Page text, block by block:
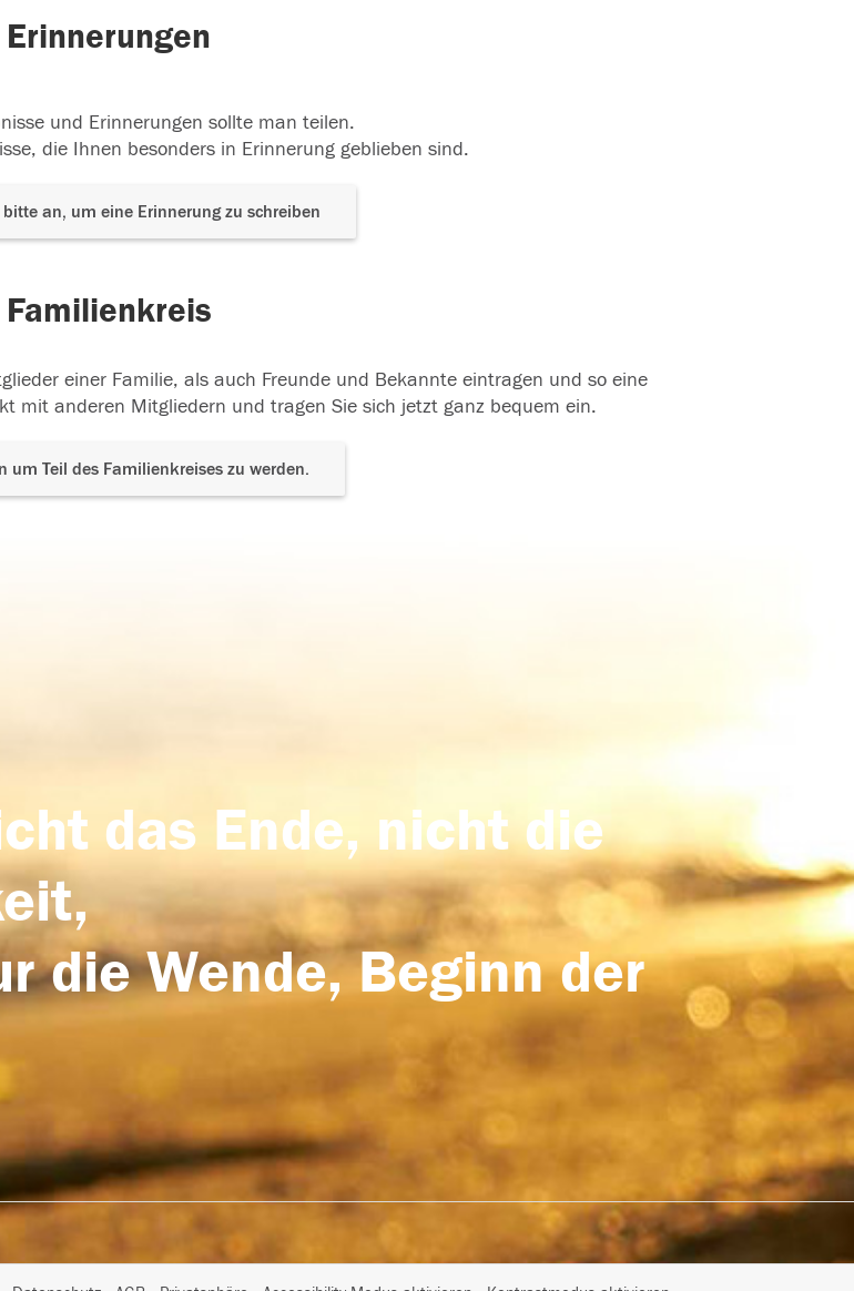
Erinnerungen
und Erinnerungen sollte man teilen.
die Ihnen besonders in Erinnerung geblieben sind.
an, um eine Erinnerung zu schreiben
Familienkreis
einer Familie, als auch Freunde und Bekannte eintragen und so eine
mit anderen Mitgliedern und tragen Sie sich jetzt ganz bequem ein.
um Teil des Familienkreises zu werden.
das Ende, nicht die
die Wende, Beginn der